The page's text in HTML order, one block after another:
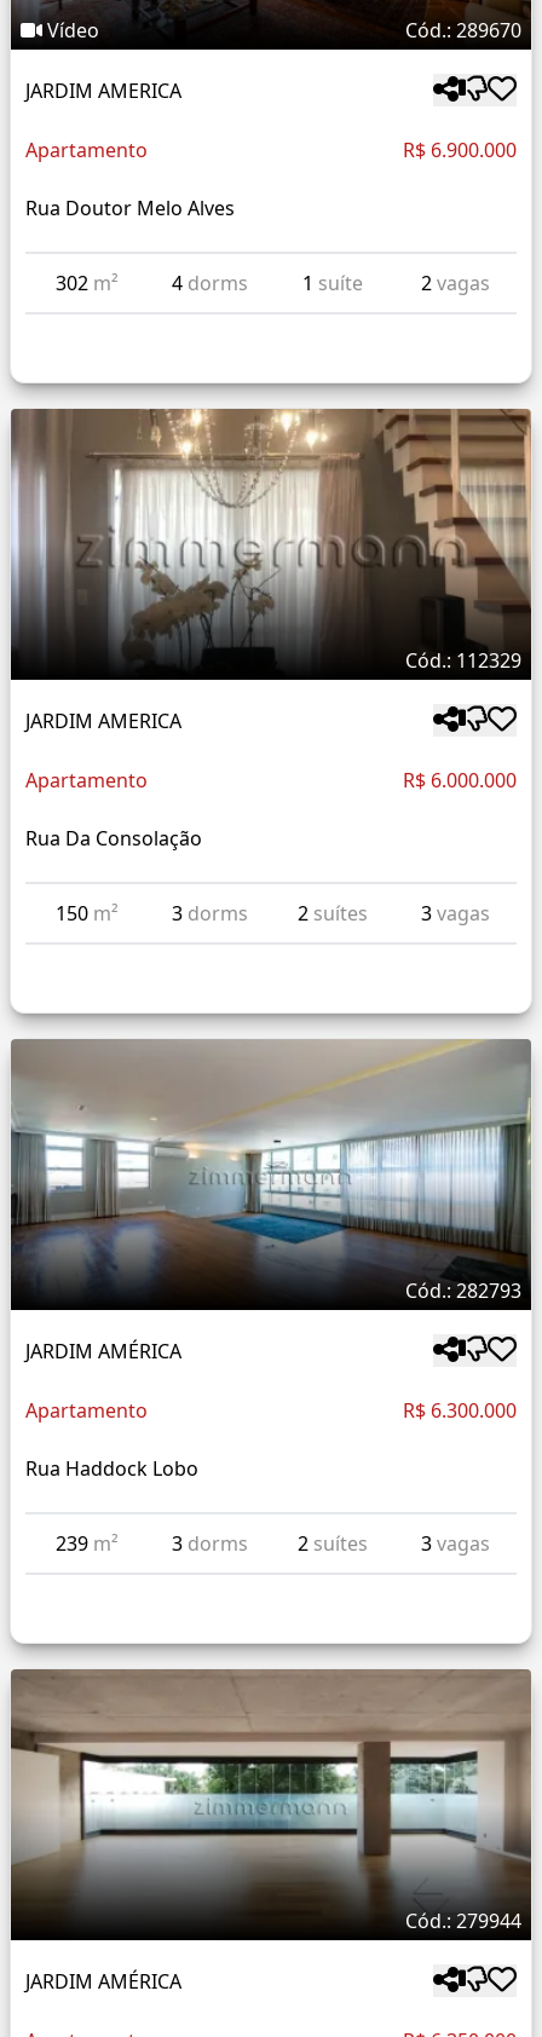
Vídeo Cód.: 289670
JARDIM AMERICA
Apartamento R$ 6.900.000
Rua Doutor Melo Alves
302 m² 4 dorms 1 suíte 2vagas
Cód.: 112329
JARDIM AMERICA
Apartamento R$ 6.000.000
Rua Da Consolação
150 m² 3 dorms 2 suítes 3vagas
Cód.: 282793
JARDIM AMÉRICA
Apartamento R$ 6.300.000
Rua Haddock Lobo
239 m² 3 dorms 2 suítes 3vagas
Cód.: 279944
JARDIM AMÉRICA